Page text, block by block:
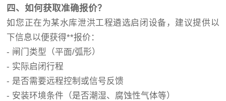
四、如何获取准确报价？
如您正在为某水库泄洪工程遴选启闭设备，建议提供以
下信息以便获得**报价：
- 闸门类型（平面/弧形）
- 实际启闭行程
- 是否需要远程控制或信号反馈
- 安装环境条件（是否潮湿、腐蚀性气体等）